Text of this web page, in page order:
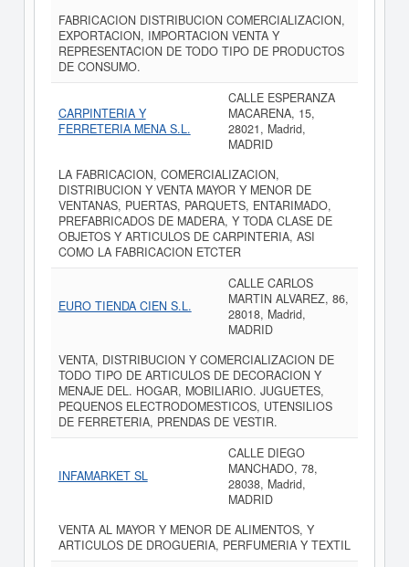
FABRICACION DISTRIBUCION COMERCIALIZACION,
EXPORTACION, IMPORTACION VENTA Y
REPRESENTACION DE TODO TIPO DE PRODUCTOS
DE CONSUMO.
CARPINTERIA Y
FERRETERIA MENA S.L.
CALLE ESPERANZA
MACARENA, 15,
28021, Madrid,
MADRID
LA FABRICACION, COMERCIALIZACION,
DISTRIBUCION Y VENTA MAYOR Y MENOR DE
VENTANAS, PUERTAS, PARQUETS, ENTARIMADO,
PREFABRICADOS DE MADERA, Y TODA CLASE DE
OBJETOS Y ARTICULOS DE CARPINTERIA, ASI
COMO LA FABRICACION ETCTER
EURO TIENDA CIEN S.L.
CALLE CARLOS
MARTIN ALVAREZ, 86,
28018, Madrid,
MADRID
VENTA, DISTRIBUCION Y COMERCIALIZACION DE
TODO TIPO DE ARTICULOS DE DECORACION Y
MENAJE DEL. HOGAR, MOBILIARIO. JUGUETES,
PEQUENOS ELECTRODOMESTICOS, UTENSILIOS
DE FERRETERIA, PRENDAS DE VESTIR.
INFAMARKET SL
CALLE DIEGO
MANCHADO, 78,
28038, Madrid,
MADRID
VENTA AL MAYOR Y MENOR DE ALIMENTOS, Y
ARTICULOS DE DROGUERIA, PERFUMERIA Y TEXTIL